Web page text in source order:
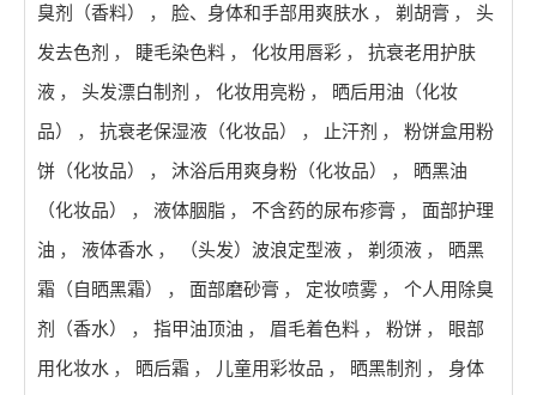
臭剂（香料）
， 脸、身体和手部用爽肤水 ， 剃胡膏 ，
头
发去色剂 ， 睫毛染色料 ， 化妆用唇彩 ，
抗衰老用护肤
液 ， 头发漂白制剂 ， 化妆用亮粉 ，
晒后用油（化妆
品）
， 抗衰老保湿液（化妆品） ， 止汗剂 ，
粉饼盒用粉
饼（化妆品）
， 沐浴后用爽身粉（化妆品） ，
晒黑油
（化妆品）
， 液体胭脂 ， 不含药的尿布疹膏 ，
面部护理
油 ， 液体香水 ， （头发）波浪定型液 ， 剃须液 ，
晒黑
霜（自晒黑霜）
， 面部磨砂膏 ， 定妆喷雾 ，
个人用除臭
剂（香水）
， 指甲油顶油 ， 眉毛着色料 ， 粉饼 ，
眼部
用化妆水 ， 晒后霜 ， 儿童用彩妆品 ， 晒黑制剂 ，
身体